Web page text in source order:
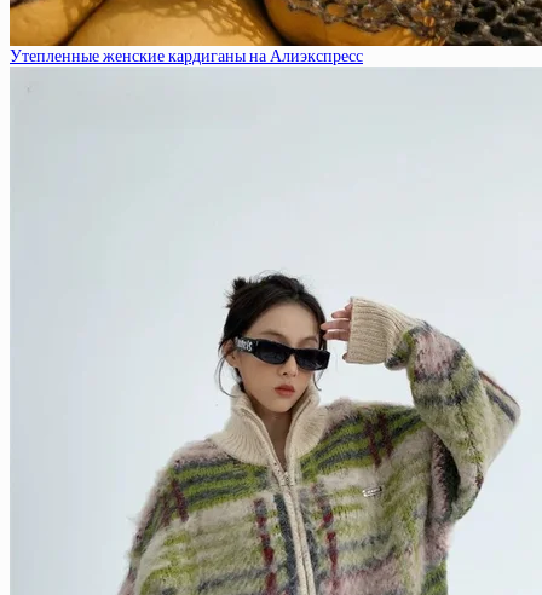
Утепленные женские кардиганы на Алиэкспресс